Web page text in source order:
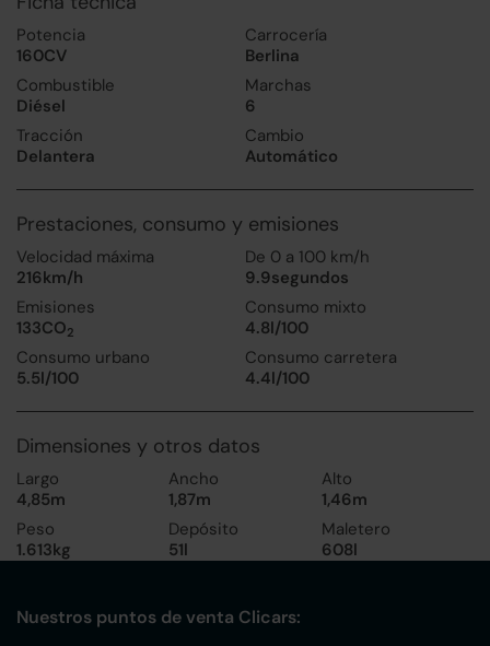
Potencia
160CV
Carrocería
Berlina
Combustible
Diésel
Marchas
6
Tracción
Delantera
Cambio
Automático
Prestaciones, consumo y emisiones
Velocidad máxima
216km/h
De 0 a 100 km/h
9.9segundos
Emisiones
133CO2
Consumo mixto
4.8l/100
Consumo urbano
5.5l/100
Consumo carretera
4.4l/100
Dimensiones y otros datos
Largo
4,85m
Ancho
1,87m
Alto
1,46m
Peso
1.613kg
Depósito
51l
Maletero
608l
Nuestros puntos de venta Clicars: